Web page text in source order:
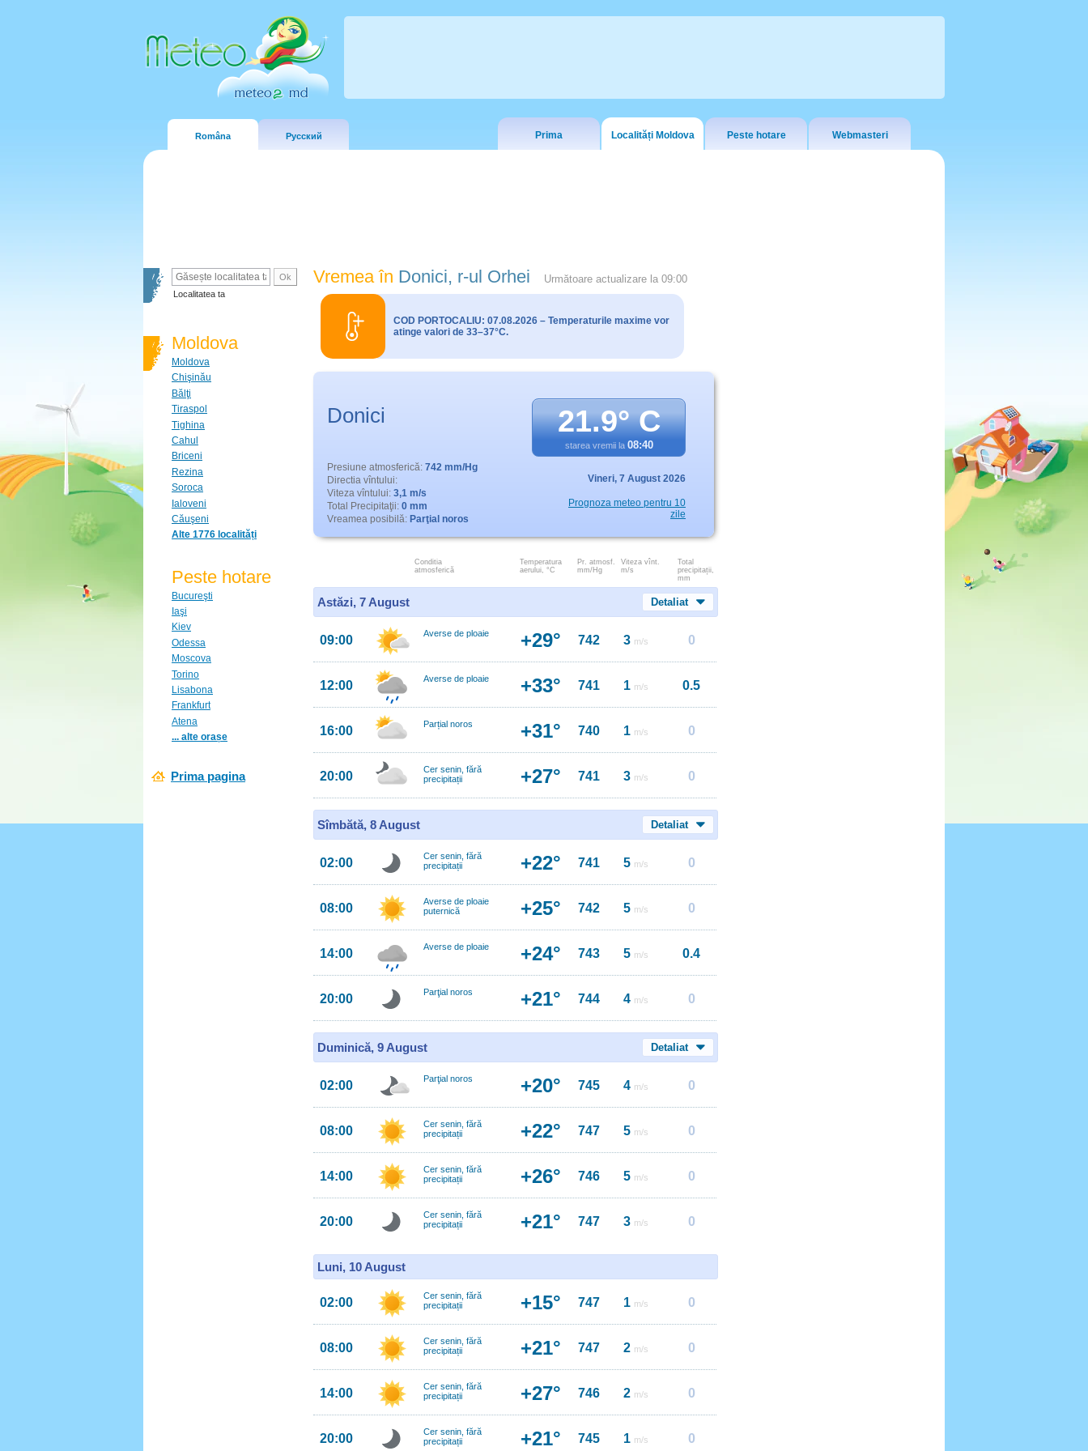
Româna Русский Prima Localități Moldova Peste hotare Webmasteri
Localitatea ta
Moldova
Moldova
Chişinău
Bălţi
Tiraspol
Tighina
Cahul
Briceni
Rezina
Soroca
Ialoveni
Căuşeni
Alte 1776 localități
Peste hotare
Bucureşti
Iaşi
Kiev
Odessa
Moscova
Torino
Lisabona
Frankfurt
Atena
... alte orașe
Prima pagina
Vremea în Donici, r-ul Orhei Următoare actualizare la 09:00
COD PORTOCALIU: 07.08.2026 – Temperaturile maxime vor
atinge valori de 33–37°C.
Donici 21.9° C
starea vremii la 08:40
Presiune atmosferică: 742 mm/Hg
Directia vîntului:
Viteza vîntului: 3,1 m/s
Total Precipitaţii: 0 mm
Vreamea posibilă: Parţial noros
Vineri, 7 August 2026
Prognoza meteo pentru 10
zile
Conditia
atmosferică
Temperatura
aerului, °C
Pr. atmosf.
mm/Hg
Viteza vînt.
m/s
Total
precipitații,
mm
Astăzi, 7 August Detaliat
09:00 Averse de ploaie +29° 742 3 m/s 0
12:00 Averse de ploaie +33° 741 1 m/s 0.5
16:00 Parțial noros +31° 740 1 m/s 0
20:00
Cer senin, fără
precipitații
+27° 741 3 m/s 0
Sîmbătă, 8 August Detaliat
02:00
Cer senin, fără
precipitații
+22° 741 5 m/s 0
08:00
Averse de ploaie
puternică
+25° 742 5 m/s 0
14:00 Averse de ploaie +24° 743 5 m/s 0.4
20:00 Parţial noros +21° 744 4 m/s 0
Duminică, 9 August Detaliat
02:00 Parţial noros +20° 745 4 m/s 0
08:00
Cer senin, fără
precipitații
+22° 747 5 m/s 0
14:00
Cer senin, fără
precipitații
+26° 746 5 m/s 0
20:00
Cer senin, fără
precipitații
+21° 747 3 m/s 0
Luni, 10 August
02:00
Cer senin, fără
precipitații
+15° 747 1 m/s 0
08:00
Cer senin, fără
precipitații
+21° 747 2 m/s 0
14:00
Cer senin, fără
precipitații
+27° 746 2 m/s 0
20:00
Cer senin, fără
precipitații
+21° 745 1 m/s 0